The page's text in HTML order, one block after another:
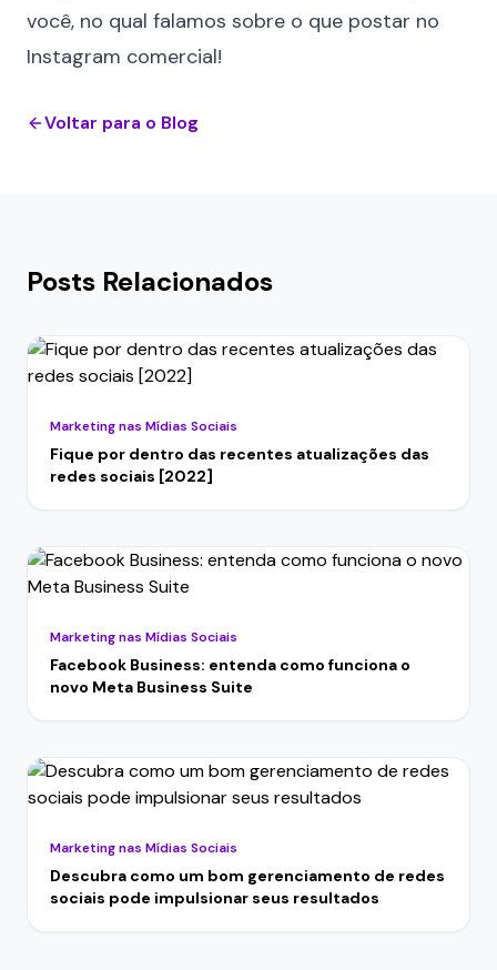
você, no qual falamos sobre o que postar no
Instagram comercial!
Voltar para o Blog
Posts Relacionados
Marketing nas Mídias Sociais
Fique por dentro das recentes atualizações das
redes sociais [2022]
Marketing nas Mídias Sociais
Facebook Business: entenda como funciona o
novo Meta Business Suite
Marketing nas Mídias Sociais
Descubra como um bom gerenciamento de redes
sociais pode impulsionar seus resultados